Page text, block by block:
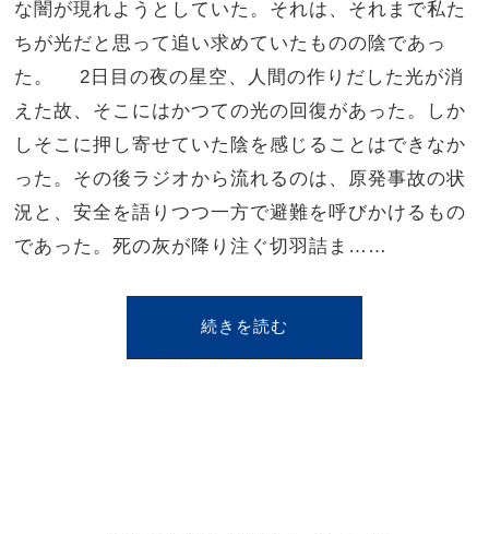
な闇が現れようとしていた。それは、それまで私た
ちが光だと思って追い求めていたものの陰であっ
た。 2日目の夜の星空、人間の作りだした光が消
えた故、そこにはかつての光の回復があった。しか
しそこに押し寄せていた陰を感じることはできなか
った。その後ラジオから流れるのは、原発事故の状
況と、安全を語りつつ一方で避難を呼びかけるもの
であった。死の灰が降り注ぐ切羽詰ま……
続きを読む